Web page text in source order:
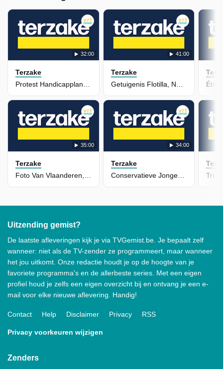
32:00
Terzake
Protest Handicapplan, Spacex & Stephen Colbert
41:00
Terzake
Getuigenis Flotilla, Navo Bijeen & Vliegtuigoverlast
35:00
Terzake
34:00
Terzake
Conservatieve Jongeren, De Wever Vs Madhi & Oekraïne
Uitzending gemist?
De laatste afleveringen kijk je via TVGemist.be. Je bepaalt zelf
wanneer: niet als de TV-zender ze programmeert, maar wanneer
het jou uitkomt. Onze redactie houdt je op de hoogte van je
favoriete programma's en de allerbeste series. Met een eigen
profiel houd je zelfs een eigen overzicht bij en ontvang je een e-
mail voor elke nieuwe aflevering. Handig!
Contact Help Disclaimer Privacy RSS
Privacy voorkeuren wijzigen
Zenders